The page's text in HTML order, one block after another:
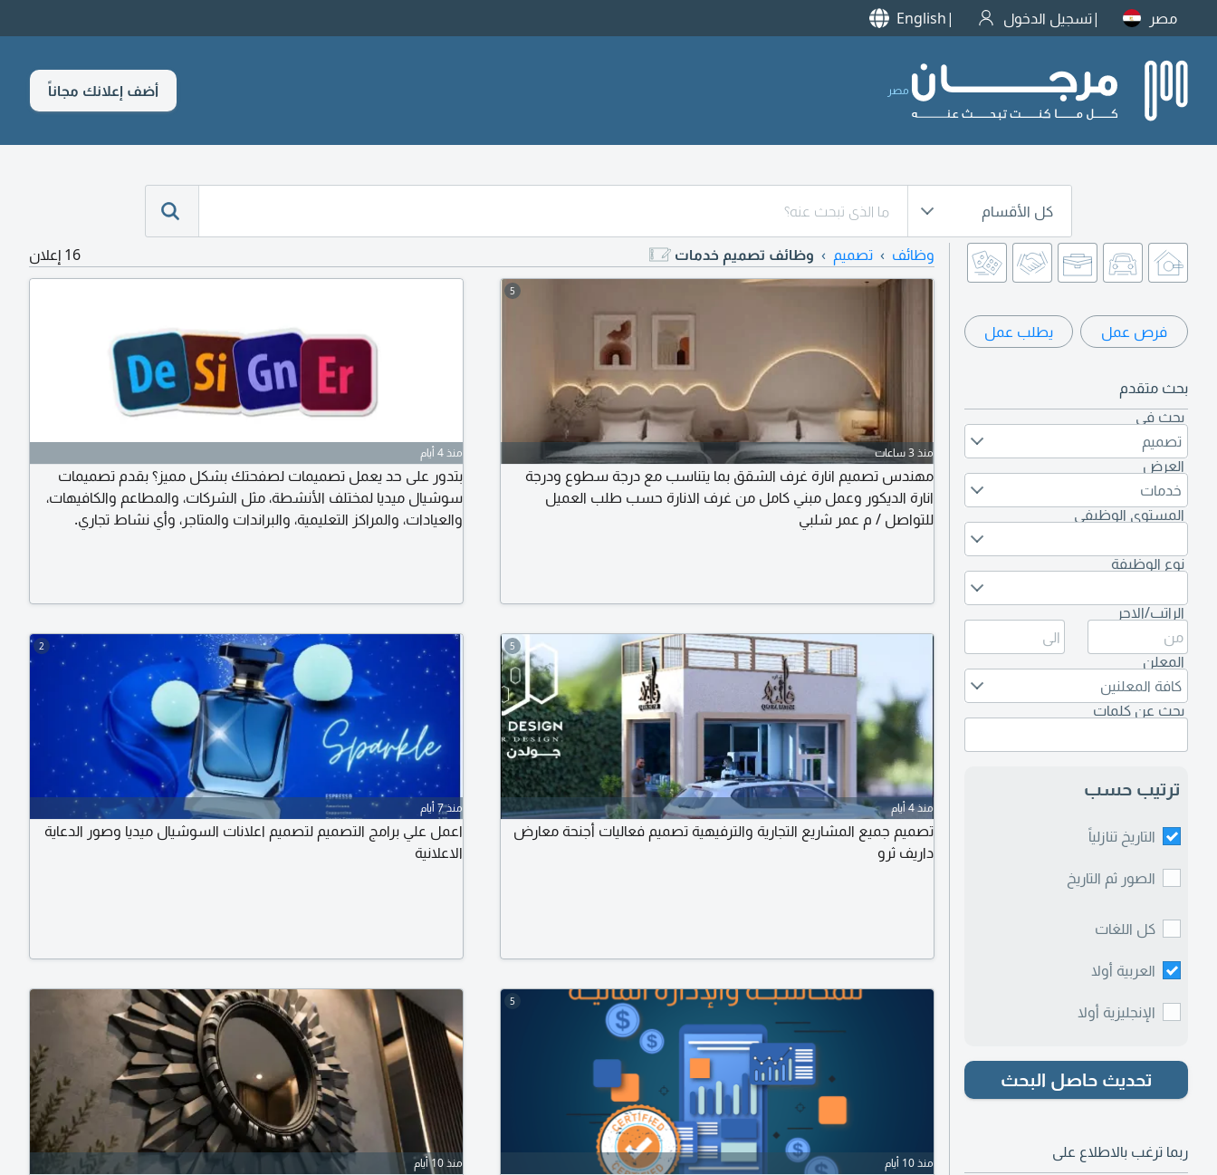
مصر تسجيل الدخول English
مصر أضف إعلانك مجاناً
كل الأقسام
فرص عمل يطلب عمل
بحث متقدم
بحث في
تصميم
العرض
خدمات
المستوى الوظيفي
نوع الوظيفة
الراتب/الاجر
المعلن
كافة المعلنين
بحث عن كلمات
ترتيب حسب
التاريخ تنازلياً
الصور ثم التاريخ
كل اللغات
العربية أولا
الإنجليزية أولا
تحديث حاصل البحث
ربما ترغب بالاطلاع على
وظائف تصميم وظائف تصميم خدمات 16 إعلان
5
منذ 3 ساعات
مهندس تصميم انارة غرف الشقق بما يتناسب مع درجة سطوع ودرجة
انارة الديكور وعمل مبني كامل من غرف الانارة حسب طلب العميل
للتواصل / م عمر شلبي
منذ 4 أيام
بتدور على حد يعمل تصميمات لصفحتك بشكل مميز؟ بقدم تصميمات
سوشيال ميديا لمختلف الأنشطة، مثل الشركات، والمطاعم والكافيهات،
والعيادات، والمراكز التعليمية، والبراندات والمتاجر، وأي نشاط تجاري.
على التصميم. التسليم في الميعاد.
5
منذ 4 أيام
تصميم جميع المشاريع التجارية والترفيهية تصميم فعاليات أجنحة معارض
داريف ثرو
2
منذ 7 أيام
اعمل علي برامج التصميم لتصميم اعلانات السوشيال ميديا وصور الدعاية
الاعلانية
5
منذ 10 أيام منذ 10 أيام